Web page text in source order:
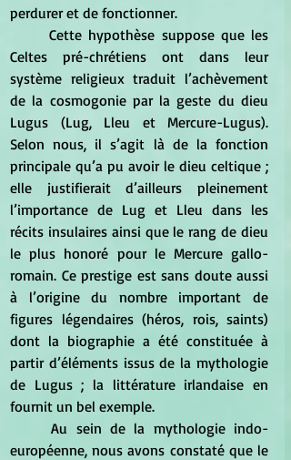
perdurer et de fonctionner.
	Cette hypothèse suppose que les
Celtes pré-chrétiens ont dans leur
système religieux traduit l’achèvement
de la cosmogonie par la geste du dieu
Lugus (Lug, Lleu et Mercure-Lugus).
Selon nous, il s’agit là de la fonction
principale qu’a pu avoir le dieu celtique ;
elle justifierait d’ailleurs pleinement
l’importance de Lug et Lleu dans les
récits insulaires ainsi que le rang de dieu
le plus honoré pour le Mercure gallo-
romain. Ce prestige est sans doute aussi
à l’origine du nombre important de
figures légendaires (héros, rois, saints)
dont la biographie a été constituée à
partir d’éléments issus de la mythologie
de Lugus ; la littérature irlandaise en
fournit un bel exemple.
	Au sein de la mythologie indo-
européenne, nous avons constaté que le